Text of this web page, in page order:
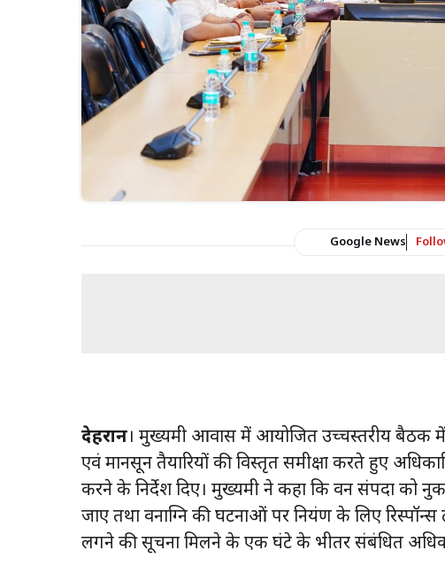
Google News
देहरादून। मुख्यमंत्री आवास में आयोजित उच्चस्तरीय बैठक में
एवं मानसून तैयारियों की विस्तृत समीक्षा करते हुए
करने के निर्देश दिए। मुख्यमंत्री ने कहा कि वन संपदा को
जाए तथा वनाग्नि की घटनाओं पर नियंत्रण के लिए
लगने की सूचना मिलने के एक घंटे के भीतर संबंधित